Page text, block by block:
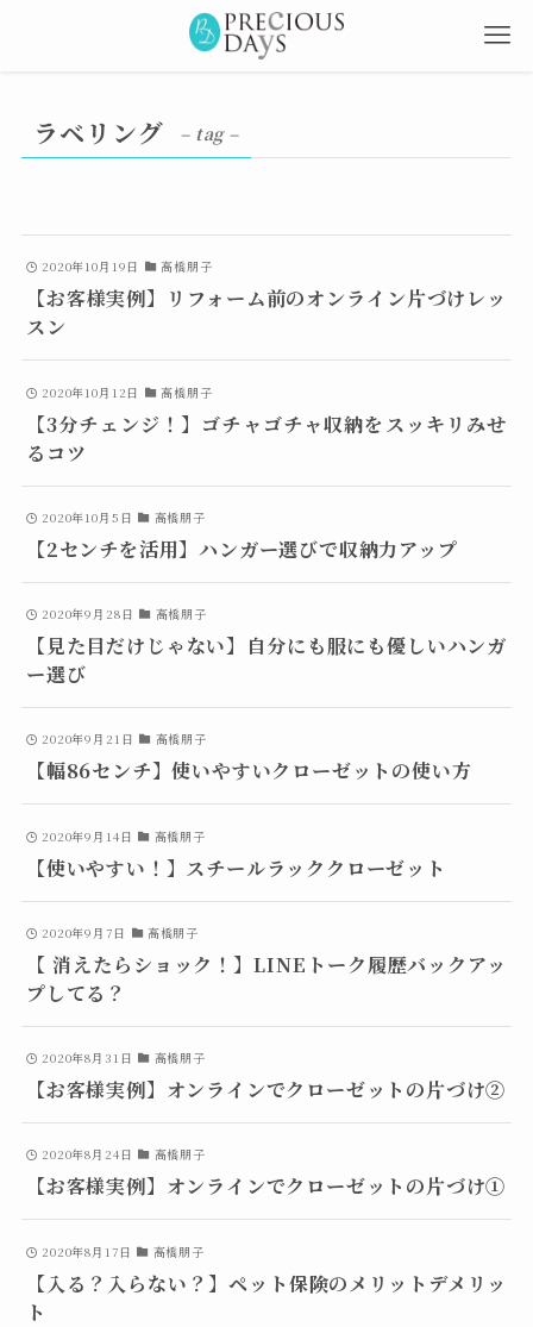
ラベリング – tag –
2020年10月19日 高橋朋子
【お客様実例】リフォーム前のオンライン片づけレッ
スン
2020年10月12日 高橋朋子
【3分チェンジ！】ゴチャゴチャ収納をスッキリみせ
るコツ
2020年10月5日 高橋朋子
【2センチを活用】ハンガー選びで収納力アップ
2020年9月28日 高橋朋子
【見た目だけじゃない】自分にも服にも優しいハンガ
ー選び
2020年9月21日 高橋朋子
【幅86センチ】使いやすいクローゼットの使い方
2020年9月14日 高橋朋子
【使いやすい！】スチールラッククローゼット
2020年9月7日 高橋朋子
【 消えたらショック！】LINEトーク履歴バックアッ
プしてる？
2020年8月31日 高橋朋子
【お客様実例】オンラインでクローゼットの片づけ②
2020年8月24日 高橋朋子
【お客様実例】オンラインでクローゼットの片づけ①
2020年8月17日 高橋朋子
【入る？入らない？】ペット保険のメリットデメリッ
ト